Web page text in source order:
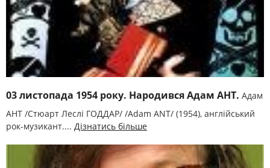
03 листопада 1954 року. Народився Адам АНТ. Адам
АНТ /Стюарт Леслі ГОДДАР/ /Adam ANT/ (1954), англійський
рок-музикант.... Дізнатись більше